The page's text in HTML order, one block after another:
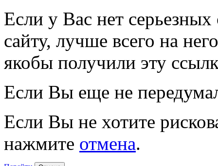
Если у Вас нет
сайту, лучше всего на
якобы получили эту
Если Вы еще не
Если Вы не хотите
нажмите отмена.